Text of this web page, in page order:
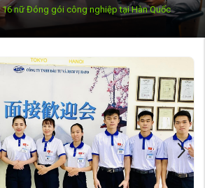
16 nữ Đóng gói công nghiệp tại Hàn Quốc